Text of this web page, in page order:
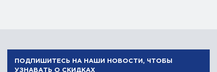
ПОДПИШИТЕСЬ НА НАШИ НОВОСТИ, ЧТОБЫ
УЗНАВАТЬ О СКИДКАХ